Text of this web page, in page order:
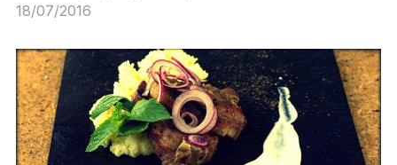
18/07/2016